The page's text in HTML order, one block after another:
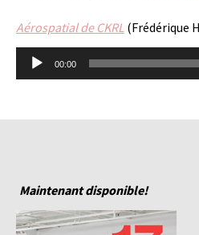
Aérospatial de CKRL (Frédérique
Lecteur
audio
00:00
Maintenant disponible!